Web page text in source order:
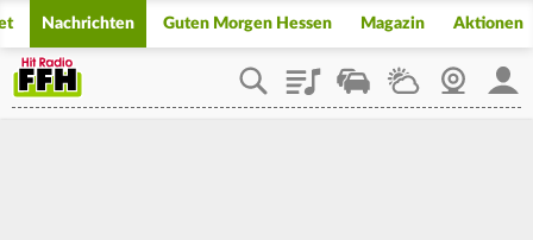
Nachrichten Guten Morgen Hessen Magazin Aktionen
PlaylistStaupilotWetterWebcam